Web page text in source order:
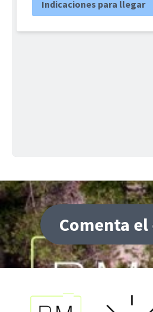
Indicaciones para llegar
Comenta